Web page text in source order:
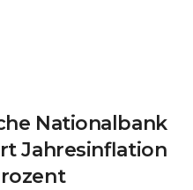
Nationalbank
Jahresinflation